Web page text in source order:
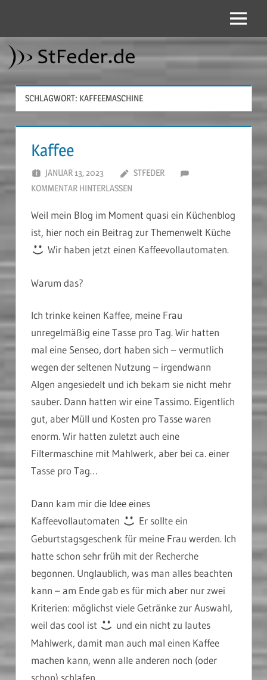
springen
Menü
SCHLAGWORT: KAFFEEMASCHINE
Kaffee
JANUAR 13, 2023
STFEDER
KOMMENTAR HINTERLASSEN
Weil mein Blog im Moment quasi ein Küchenblog
ist, hier noch ein Beitrag zur Themenwelt Küche
Wir haben jetzt einen Kaffeevollautomaten.
Warum das?
Ich trinke keinen Kaffee, meine Frau
unregelmäßig eine Tasse pro Tag. Wir hatten
mal eine Senseo, dort haben sich – vermutlich
wegen der seltenen Nutzung – irgendwann
Algen angesiedelt und ich bekam sie nicht mehr
sauber. Dann hatten wir eine Tassimo. Eigentlich
gut, aber Müll und Kosten pro Tasse waren
enorm. Wir hatten zuletzt auch eine
Filtermaschine mit Mahlwerk, aber bei ca. einer
Tasse pro Tag…
Dann kam mir die Idee eines
Kaffeevollautomaten
Er sollte ein
Geburtstagsgeschenk für meine Frau werden. Ich
hatte schon sehr früh mit der Recherche
begonnen. Unglaublich, was man alles beachten
kann – am Ende gab es für mich aber nur zwei
Kriterien: möglichst viele Getränke zur Auswahl,
weil das cool ist
und ein nicht zu lautes
Mahlwerk, damit man auch mal einen Kaffee
machen kann, wenn alle anderen noch (oder
schon) schlafen.